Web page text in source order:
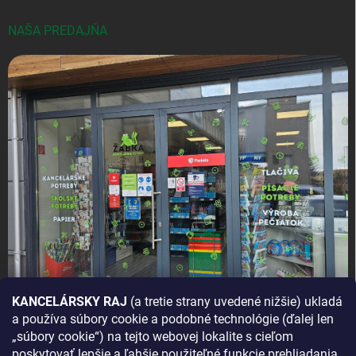
KANCELÁRSKY RAJ (a tretie strany uvedené nižšie) ukladá
a používa súbory cookie a podobné technológie (ďalej len
„súbory cookie“) na tejto webovej lokalite s cieľom
NAŠA PREDAJŇA
AKO SA K NÁM DOSTANETE?